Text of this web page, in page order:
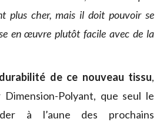
plus cher, mais il doit pouvoir se
en œuvre plutôt facile avec de la
de ce nouveau tissu,
Polyant, que seul le
à l’aune des prochains